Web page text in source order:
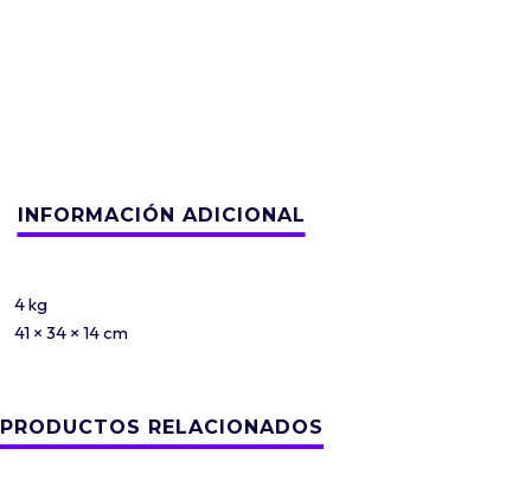
4 kg
41 × 34 × 14 cm
PRODUCTOS RELACIONADOS